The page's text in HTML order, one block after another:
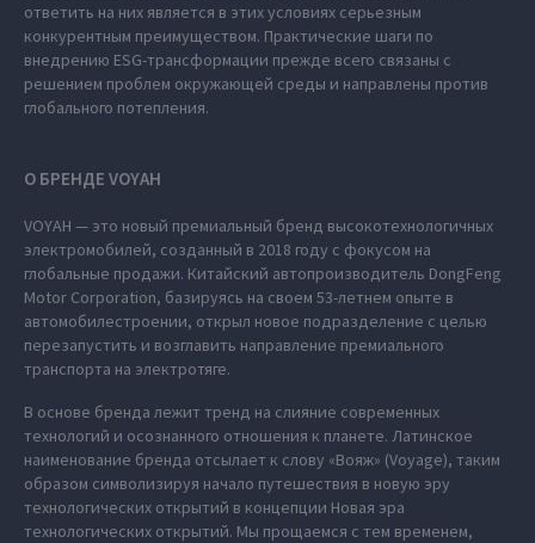
ответить на них является в этих условиях серьезным
конкурентным преимуществом. Практические шаги по
внедрению ESG-трансформации прежде всего связаны с
решением проблем окружающей среды и направлены против
глобального потепления.
О БРЕНДЕ VOYAH
VOYAH — это новый премиальный бренд высокотехнологичных
электромобилей, созданный в 2018 году с фокусом на
глобальные продажи. Китайский автопроизводитель DongFeng
Motor Corporation, базируясь на своем 53-летнем опыте в
автомобилестроении, открыл новое подразделение с целью
перезапустить и возглавить направление премиального
транспорта на электротяге.
В основе бренда лежит тренд на слияние современных
технологий и осознанного отношения к планете. Латинское
наименование бренда отсылает к слову «Вояж» (Voyage), таким
образом символизируя начало путешествия в новую эру
технологических открытий в концепции Новая эра
технологических открытий. Мы прощаемся с тем временем,